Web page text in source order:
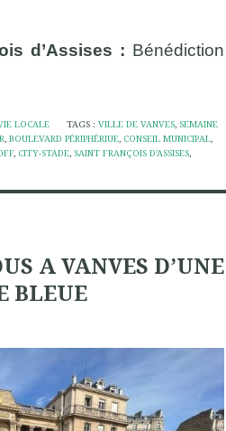
d’Assises : Bénédiction
LOCALE TAGS :VILLE DE VANVES, SEMAINE
, BOULEVARD PÉRIPHÉRIUE, CONSEIL MUNICIPAL,
, CITY-STADE, SAINT FRANÇOIS D’ASSISES,
A VANVES D’UNE
BLEUE